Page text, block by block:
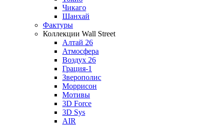
Чикаго
Шанхай
Фактуры
Коллекции Wall Street
Алтай 26
Атмосфера
Воздух 26
Грация-1
Зверополис
Моррисон
Мотивы
3D Force
3D Sys
AIR